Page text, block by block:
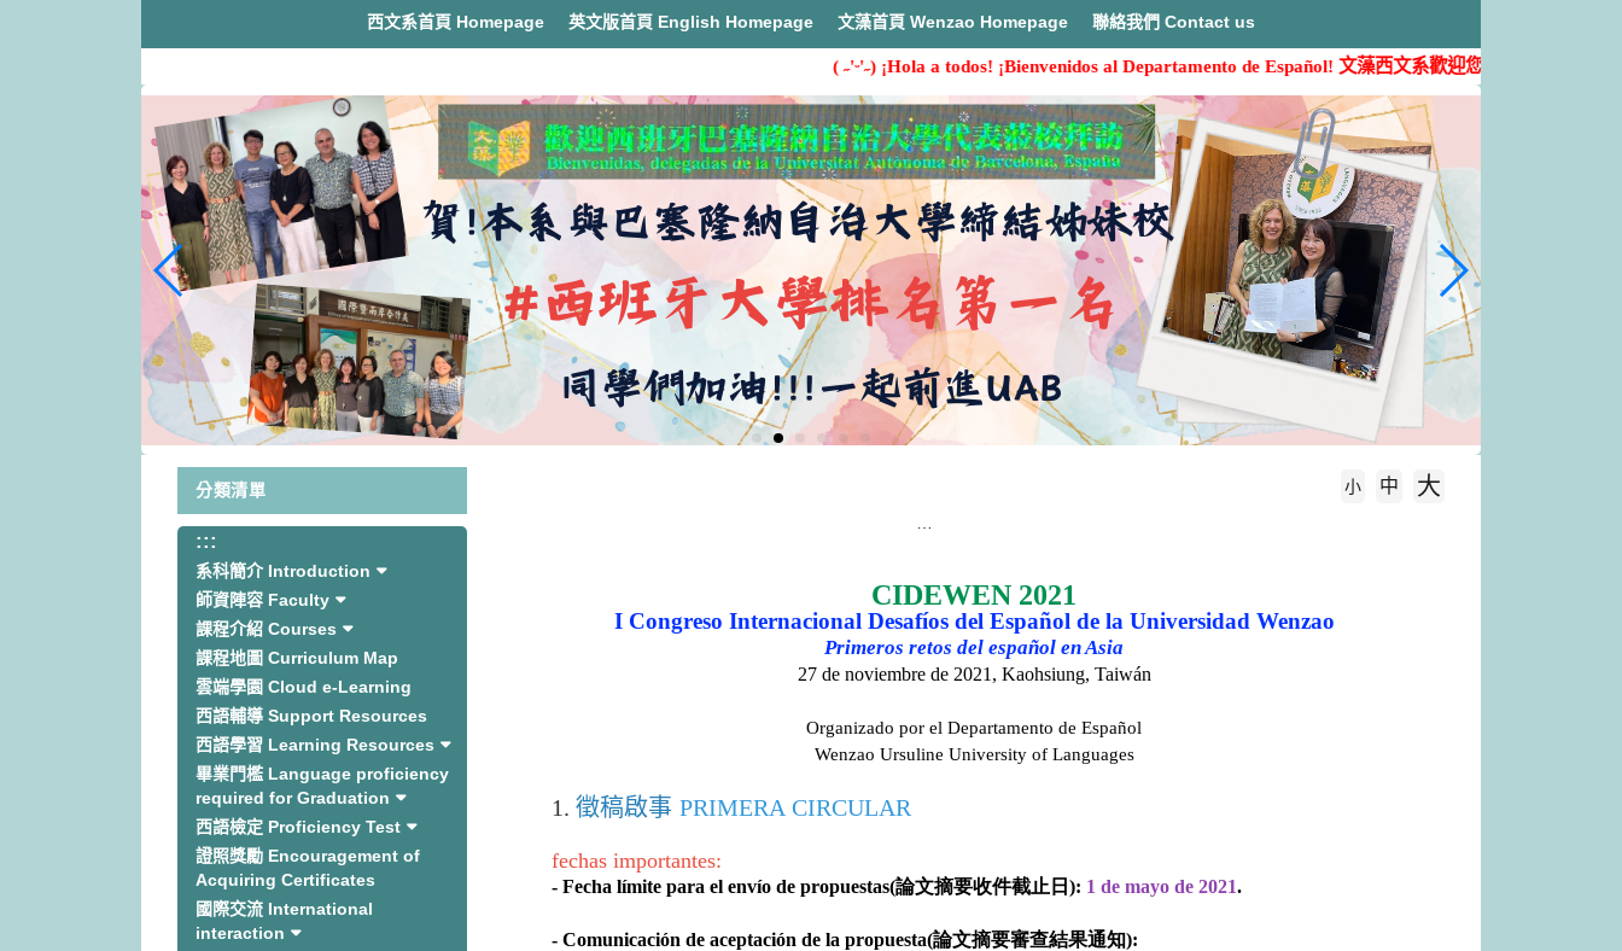
西文系首頁 Homepage 英文版首頁 English Homepage 文藻首頁 Wenzao Homepage 聯絡我們 Contact us
( ˶'ᵕ'˶) ¡Hola a todos! ¡Bienvenidos al Departamento de Español! 文藻西文系歡迎您的加入( ˶'ᵕ'˶)
分類清單
:::
系科簡介 Introduction
師資陣容 Faculty
課程介紹 Courses
課程地圖 Curriculum Map
雲端學園 Cloud e-Learning
西語輔導 Support Resources
西語學習 Learning Resources
畢業門檻 Language proficiency
required for Graduation
西語檢定 Proficiency Test
證照獎勵 Encouragement of
Acquiring Certificates
國際交流 International
interaction
小 中 大
CIDEWEN 2021
I Congreso Internacional Desafíos del Español de la Universidad Wenzao
Primeros retos del español en Asia
27 de noviembre de 2021, Kaohsiung, Taiwán
Organizado por el Departamento de Español
Wenzao Ursuline University of Languages
1. 徵稿啟事 PRIMERA CIRCULAR
fechas importantes:
- Fecha límite para el envío de propuestas(論文摘要收件截止日): 1 de mayo de 2021.
- Comunicación de aceptación de la propuesta(論文摘要審查結果通知):